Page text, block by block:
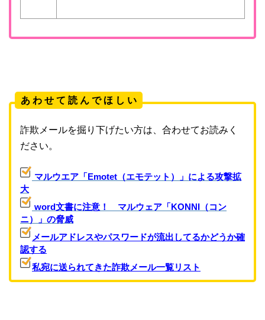
あ わ せ て 読 ん で ほ し い
詐欺メールを掘り下げたい方は、合わせてお読みく
ださい。
マルウエア「Emotet（エモテット）」による攻撃拡
大
word文書に注意！ マルウェア「KONNI（コン
ニ）」の脅威
メールアドレスやパスワードが流出してるかどうか確
認する
私宛に送られてきた詐欺メール一覧リスト